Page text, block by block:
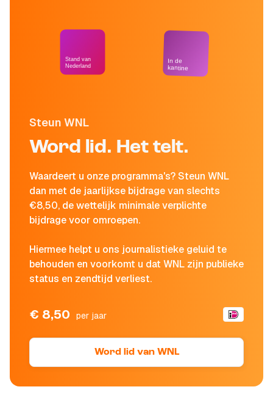
Steun WNL
Word lid. Het telt.
Waardeert u onze programma's? Steun WNL
dan met de jaarlijkse bijdrage van slechts
€8,50, de wettelijk minimale verplichte
bijdrage voor omroepen.
Hiermee helpt u ons journalistieke geluid te
behouden en voorkomt u dat WNL zijn publieke
status en zendtijd verliest.
€ 8,50 per jaar
Word lid van WNL
Stand van
Nederland
In de
kantine